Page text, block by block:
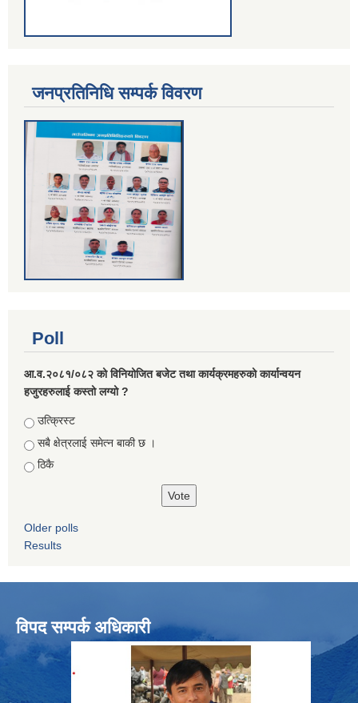
जनप्रतिनिधि सम्पर्क विवरण
Poll
आ.व.२०८१/०८२ को विनियोजित बजेट तथा कार्यक्रमहरुको कार्यान्वयन
हजुरहरुलाई कस्तो लग्यो ?
Choices
उत्क्रिस्ट
सबै क्षेत्रलाई समेत्न बाकी छ ।
ठिकै
Older polls
Results
विपद सम्पर्क अधिकारी